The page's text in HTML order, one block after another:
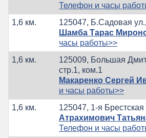
Телефон и часы
1,6 км.
125047, Б.Садовая
Шамба Тарас
часы работы>>
1,6 км.
125009, Большая
стр.1, ком.1
Макаренко Сергей
и часы работы>>
1,6 км.
125047, 1-я Брестская
Атрахимович
Телефон и часы